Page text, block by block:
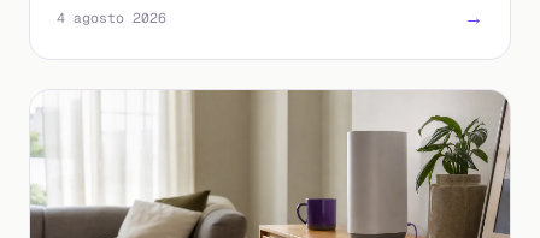
4 agosto 2026 →